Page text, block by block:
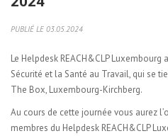
PUBLIÉ LE 03.05.2024
Le Helpdesk REACH&CLP Luxembourg
Sécurité et la Santé au Travail, qui se
The Box, Luxembourg-Kirchberg.
Au cours de cette journée vous aurez
membres du Helpdesk REACH&CLP